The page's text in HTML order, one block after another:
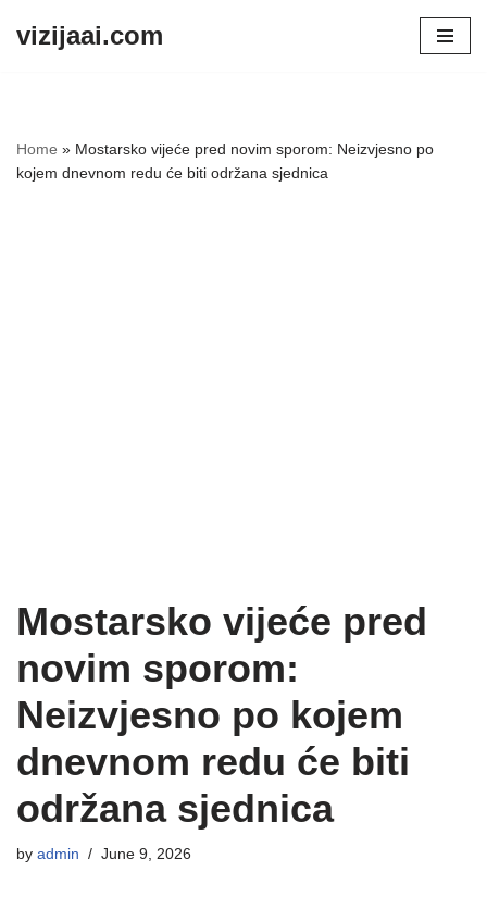
vizijaai.com
Home » Mostarsko vijeće pred novim sporom: Neizvjesno po
kojem dnevnom redu će biti održana sjednica
Mostarsko vijeće pred
novim sporom:
Neizvjesno po kojem
dnevnom redu će biti
održana sjednica
by admin June 9, 2026